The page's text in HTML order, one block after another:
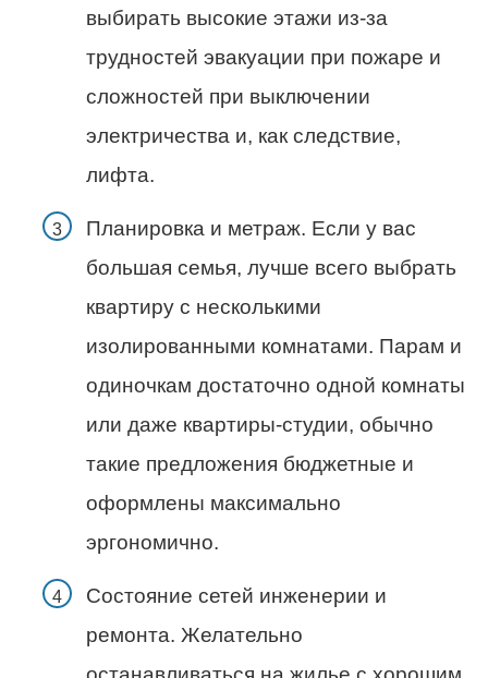
выбирать высокие этажи из-за
трудностей эвакуации при пожаре и
сложностей при выключении
электричества и, как следствие,
лифта.
Планировка и метраж. Если у вас
большая семья, лучше всего выбрать
квартиру с несколькими
изолированными комнатами. Парам и
одиночкам достаточно одной комнаты
или даже квартиры-студии, обычно
такие предложения бюджетные и
оформлены максимально
эргономично.
Состояние сетей инженерии и
ремонта. Желательно